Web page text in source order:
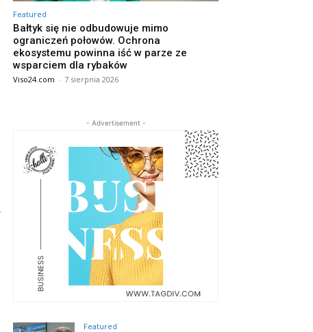
Featured
Bałtyk się nie odbudowuje mimo
ograniczeń połowów. Ochrona
ekosystemu powinna iść w parze ze
wsparciem dla rybaków
Viso24.com - 7 sierpnia 2026
- Advertisement -
Featured